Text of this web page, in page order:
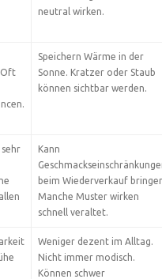
neutral wirken.
Oft
Speichern Wärme in der
Sonne. Kratzer oder Staub
können sichtbar werden.
sehr
Kann
beim Wiederverkauf
Manche Muster wirken
schnell veraltet.
Weniger dezent im Alltag.
Nicht immer modisch.
Können schwer